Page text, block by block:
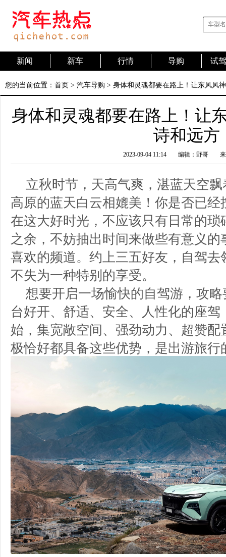
新闻 新车 行情 导购 试
您的当前位置： 首页 > 汽车导购 > 身体和灵魂都要在路上！让东风风
身体和灵魂都要在路上！让
诗和远方
2023-09-04 11:14 编辑：野哥
立秋时节，天高气爽，湛蓝天空
高原的蓝天白云相媲美！你是否已
在这大好时光，不应该只有日常的
之余，不妨抽出时间来做些有意义
喜欢的频道。约上三五好友，自驾
不失为一种特别的享受。
想要开启一场愉快的自驾游，攻
台好开、舒适、安全、人性化的座
始，集宽敞空间、强劲动力、超赞
极恰好都具备这些优势，是出游旅